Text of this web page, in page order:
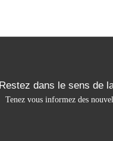
Restez dans le sens de
Tenez vous informez des